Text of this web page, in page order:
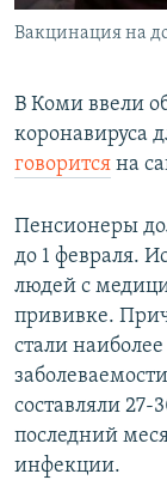
Все сайты
Вакцинация на
В Коми ввели
коронавируса
говорится на
Пенсионеры
до 1 февраля.
людей с
прививке.
стали
составляли 27-
последний
инфекции.